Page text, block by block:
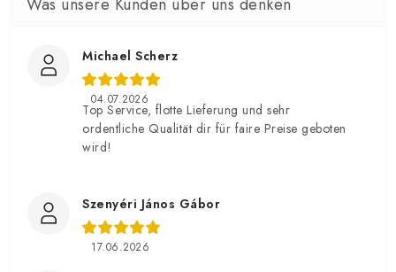
Michael Scherz
04.07.2026
Top Service, flotte Lieferung und sehr
ordentliche Qualität dir für faire Preise geboten
wird!
Szenyéri János Gábor
17.06.2026